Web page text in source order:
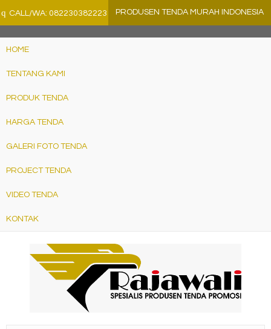
q CALL/WA: 082230382223 PRODUSEN TENDA MURAH INDONESIA
HOME
TENTANG KAMI
PRODUK TENDA
HARGA TENDA
GALERI FOTO TENDA
PROJECT TENDA
VIDEO TENDA
KONTAK